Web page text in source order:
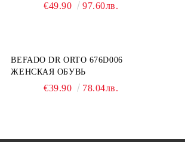
€49.90 97.60лв.
BEFADO DR ORTO 676D006
ЖЕНСКАЯ ОБУВЬ
€39.90 78.04лв.